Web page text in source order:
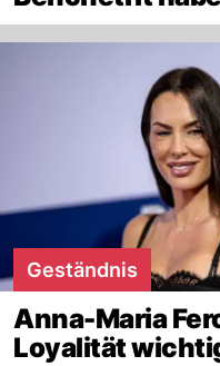
Geständnis
Anna-Maria
Loyalität